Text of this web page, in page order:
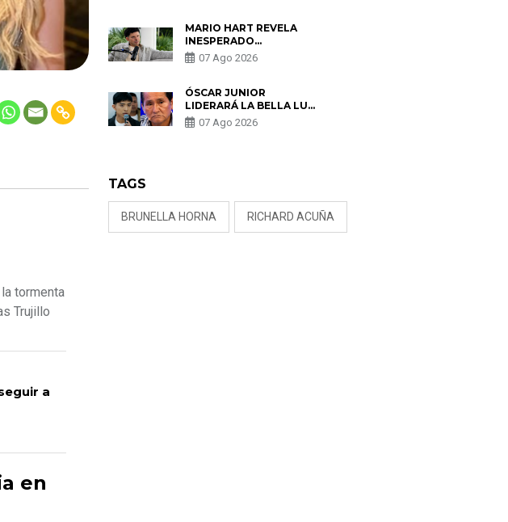
tormenta
Trujillo
a
en
MARIO HART REVELA
INESPERADO
PROBLEMA DE SALUD
ANTES DE SEPARARSE
ENCONTRARON UN
TUMOR”
07 Ago 2026
ÓSCAR JUNIOR
LIDERARÁ LA BELLA LUZ
TRAS SALIDA DE SU
PADRE POR POLÉMICA
07 Ago 2026
TAGS
BRUNELLA HORNA RICHARD ACUÑA